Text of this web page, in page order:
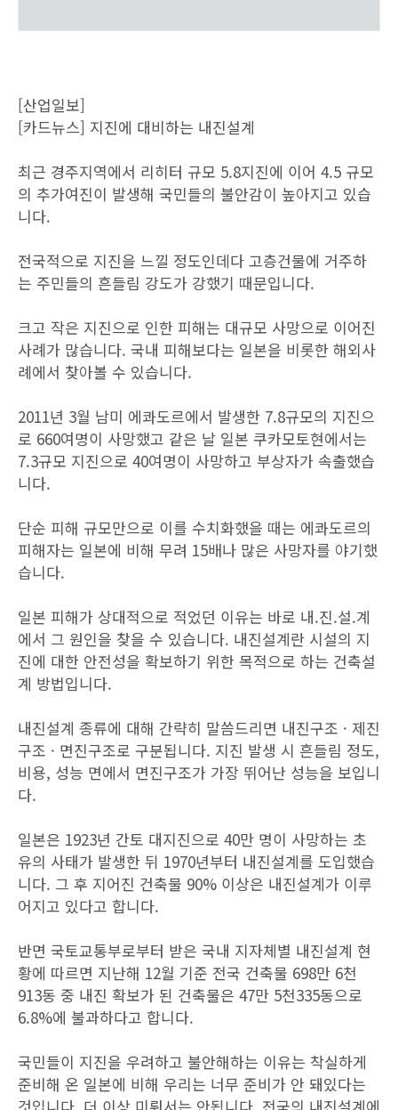
[산업일보]
[카드뉴스] 지진에 대비하는 내진설계
최근 경주지역에서 리히터 규모 5.8지진에 이어 4.5 규모
의 추가여진이 발생해 국민들의 불안감이 높아지고 있습
니다.
전국적으로 지진을 느낄 정도인데다 고층건물에 거주하
는 주민들의 흔들림 강도가 강했기 때문입니다.
크고 작은 지진으로 인한 피해는 대규모 사망으로 이어진
사례가 많습니다. 국내 피해보다는 일본을 비롯한 해외사
례에서 찾아볼 수 있습니다.
2011년 3월 남미 에콰도르에서 발생한 7.8규모의 지진으
로 660여명이 사망했고 같은 날 일본 쿠카모토현에서는
7.3규모 지진으로 40여명이 사망하고 부상자가 속출했습
니다.
단순 피해 규모만으로 이를 수치화했을 때는 에콰도르의
피해자는 일본에 비해 무려 15배나 많은 사망자를 야기했
습니다.
일본 피해가 상대적으로 적었던 이유는 바로 내.진.설.계
에서 그 원인을 찾을 수 있습니다. 내진설계란 시설의 지
진에 대한 안전성을 확보하기 위한 목적으로 하는 건축설
계 방법입니다.
내진설계 종류에 대해 간략히 말씀드리면 내진구조 · 제진
구조 · 면진구조로 구분됩니다. 지진 발생 시 흔들림 정도,
비용, 성능 면에서 면진구조가 가장 뛰어난 성능을 보입니
다.
일본은 1923년 간토 대지진으로 40만 명이 사망하는 초
유의 사태가 발생한 뒤 1970년부터 내진설계를 도입했습
니다. 그 후 지어진 건축물 90% 이상은 내진설계가 이루
어지고 있다고 합니다.
반면 국토교통부로부터 받은 국내 지자체별 내진설계 현
황에 따르면 지난해 12월 기준 전국 건축물 698만 6천
913동 중 내진 확보가 된 건축물은 47만 5천335동으로
6.8%에 불과하다고 합니다.
국민들이 지진을 우려하고 불안해하는 이유는 착실하게
준비해 온 일본에 비해 우리는 너무 준비가 안 돼있다는